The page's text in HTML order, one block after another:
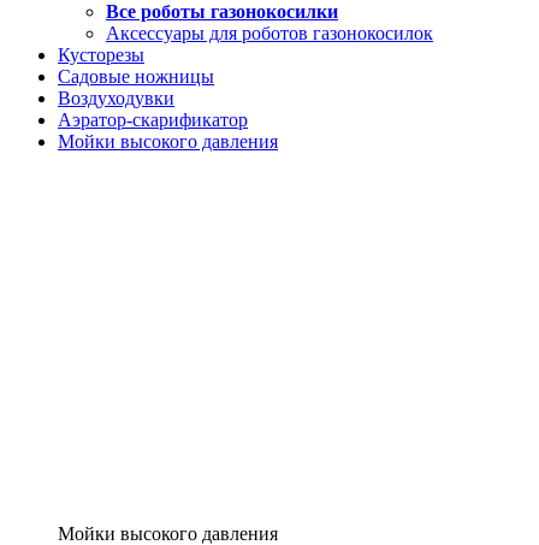
Все роботы газонокосилки
Аксессуары для роботов газонокосилок
Кусторезы
Садовые ножницы
Воздуходувки
Аэратор-скарификатор
Мойки высокого давления
Мойки высокого давления